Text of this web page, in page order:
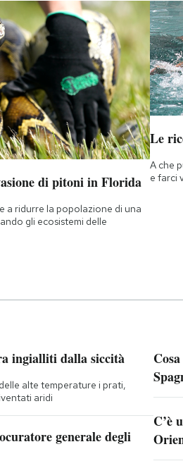
di pitoni in Florida
a ridurre la popolazione di una
gli ecosistemi delle
Le
A che
e farci
ingialliti dalla siccità
alte temperature i prati,
aridi
generale degli
C’è